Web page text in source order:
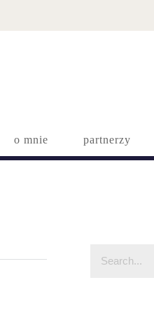
o mnie partnerzy